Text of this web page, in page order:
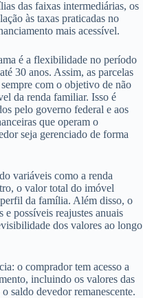
das faixas intermediárias, os
às taxas praticadas no
mais acessível.
é a flexibilidade no período
30 anos. Assim, as parcelas
com o objetivo de não
da renda familiar. Isso é
pelo governo federal e aos
que operam o
seja gerenciado de forma
variáveis como a renda
o valor total do imóvel
da família. Além disso, o
possíveis reajustes anuais
dos valores ao longo
o comprador tem acesso a
incluindo os valores das
saldo devedor remanescente.